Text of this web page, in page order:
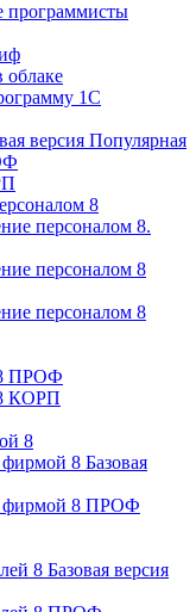
облаке
1С
версия Популярная
8
персоналом 8.
персоналом 8
персоналом 8
8 ПРОФ
КОРП
8
8 Базовая
фирмой 8 ПРОФ
8 Базовая версия